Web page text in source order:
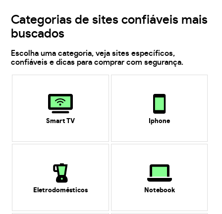
Categorias de sites confiáveis mais
buscados
Escolha uma categoria, veja sites específicos,
confiáveis e dicas para comprar com segurança.
Smart TV Iphone
Eletrodomésticos Notebook